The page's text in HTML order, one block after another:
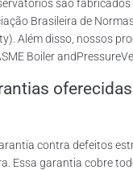
são
Brasileira de
Além disso, nossos
Boiler
contra defeitos
Essa garantia cobre